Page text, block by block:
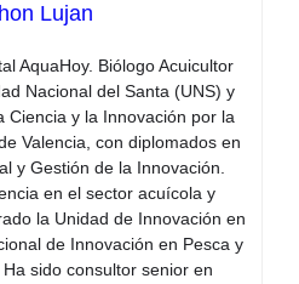
Lujan
AquaHoy. Biólogo Acuicultor
Nacional del Santa (UNS) y
Ciencia y la Innovación por la
Valencia, con diplomados en
y Gestión de la Innovación.
en el sector acuícola y
la Unidad de Innovación en
de Innovación en Pesca y
sido consultor senior en